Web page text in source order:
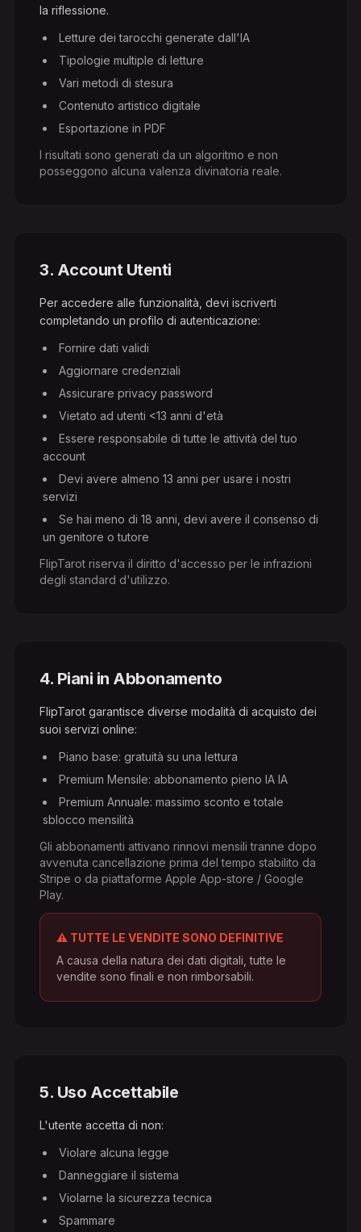
la riflessione.
Letture dei tarocchi generate dall'IA
Tipologie multiple di letture
Vari metodi di stesura
Contenuto artistico digitale
Esportazione in PDF
I risultati sono generati da un algoritmo e non
posseggono alcuna valenza divinatoria reale.
3. Account Utenti
Per accedere alle funzionalità, devi iscriverti
completando un profilo di autenticazione:
Fornire dati validi
Aggiornare credenziali
Assicurare privacy password
Vietato ad utenti <13 anni d'età
Essere responsabile di tutte le attività del tuo
account
Devi avere almeno 13 anni per usare i nostri
servizi
Se hai meno di 18 anni, devi avere il consenso di
un genitore o tutore
FlipTarot riserva il diritto d'accesso per le infrazioni
degli standard d'utilizzo.
4. Piani in Abbonamento
FlipTarot garantisce diverse modalità di acquisto dei
suoi servizi online:
Piano base: gratuità su una lettura
Premium Mensile: abbonamento pieno IA IA
Premium Annuale: massimo sconto e totale
sblocco mensilità
Gli abbonamenti attivano rinnovi mensili tranne dopo
avvenuta cancellazione prima del tempo stabilito da
Stripe o da piattaforme Apple App-store / Google
Play.
⚠️ TUTTE LE VENDITE SONO DEFINITIVE
A causa della natura dei dati digitali, tutte le
vendite sono finali e non rimborsabili.
5. Uso Accettabile
L'utente accetta di non:
Violare alcuna legge
Danneggiare il sistema
Violarne la sicurezza tecnica
Spammare